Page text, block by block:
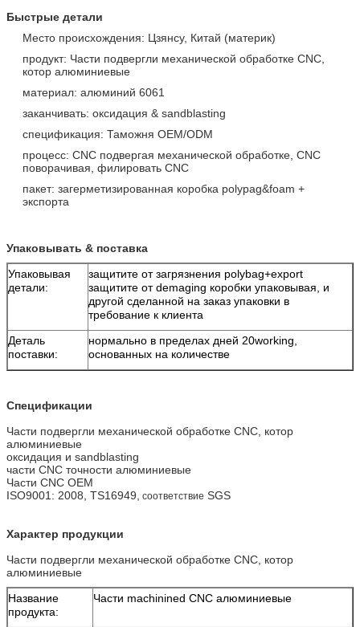
Быстрые детали
Место происхождения: Цзянсу, Китай (материк)
продукт: Части подвергли механической обработке CNC,
котор алюминиевые
материал: алюминий 6061
заканчивать: оксидация & sandblasting
спецификация: Таможня OEM/ODM
процесс: CNC подвергая механической обработке, CNC
поворачивая, филировать CNC
пакет: загерметизированная коробка polypag&foam +
экспорта
Упаковывать & поставка
Упаковывая
детали:
защитите от загрязнения polybag+export
защитите от demaging коробки упаковывая, и
другой сделанной на заказ упаковки в
требование к клиента
Деталь
поставки:
нормально в пределах дней 20working,
основанных на количестве
Спецификации
Части подвергли механической обработке CNC, котор
алюминиевые
оксидация и sandblasting
части CNC точности алюминиевые
Части CNC OEM
ISO9001: 2008, TS16949, соответствие SGS
Характер продукции
Части подвергли механической обработке CNC, котор
алюминиевые
Название
продукта:
Части machinined CNC алюминиевые